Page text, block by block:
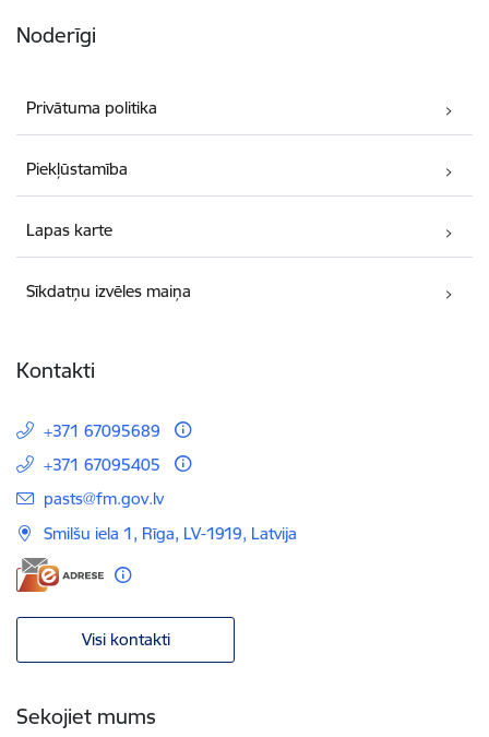
Noderīgi
Privātuma politika
Piekļūstamība
Lapas karte
Sīkdatņu izvēles maiņa
Kontakti
+371 67095689
+371 67095405
E-pasts:
pasts@fm.gov.lv
Smilšu iela 1, Rīga, LV-1919, Latvija
Visi kontakti
Sekojiet mums